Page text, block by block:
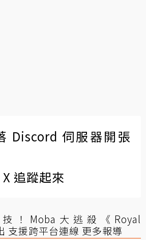
Discord 伺服器開張
追蹤起來
！Moba大逃殺《Royal
支援跨平台連線 更多報導